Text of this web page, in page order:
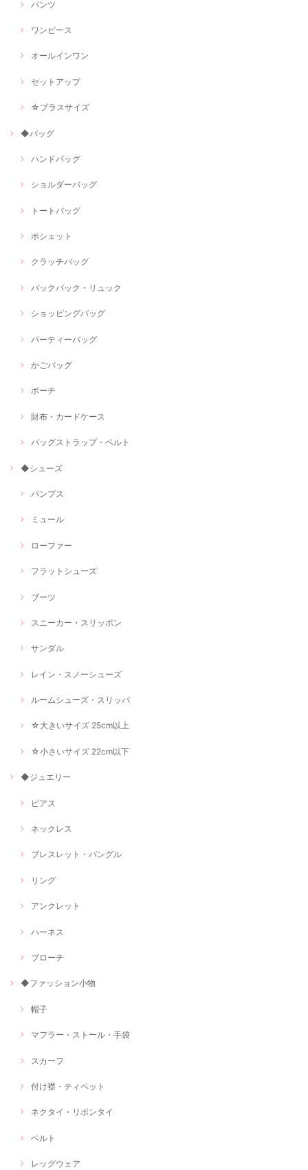
パンツ
ワンピース
オールインワン
セットアップ
☆プラスサイズ
◆バッグ
ハンドバッグ
ショルダーバッグ
トートバッグ
ポシェット
クラッチバッグ
バックパック・リュック
ショッピングバッグ
パーティーバッグ
かごバッグ
ポーチ
財布・カードケース
バッグストラップ・ベルト
◆シューズ
パンプス
ミュール
ローファー
フラットシューズ
ブーツ
スニーカー・スリッポン
サンダル
レイン・スノーシューズ
ルームシューズ・スリッパ
☆大きいサイズ 25cm以上
☆小さいサイズ 22cm以下
◆ジュエリー
ピアス
ネックレス
ブレスレット・バングル
リング
アンクレット
ハーネス
ブローチ
◆ファッション小物
帽子
マフラー・ストール・手袋
スカーフ
付け襟・ティペット
ネクタイ・リボンタイ
ベルト
レッグウェア